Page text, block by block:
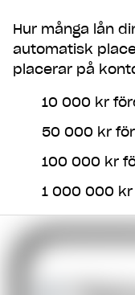
Hur många lån
automatisk
placerar på
10 000 kr
50 000 kr
100 000 kr
1 000 000